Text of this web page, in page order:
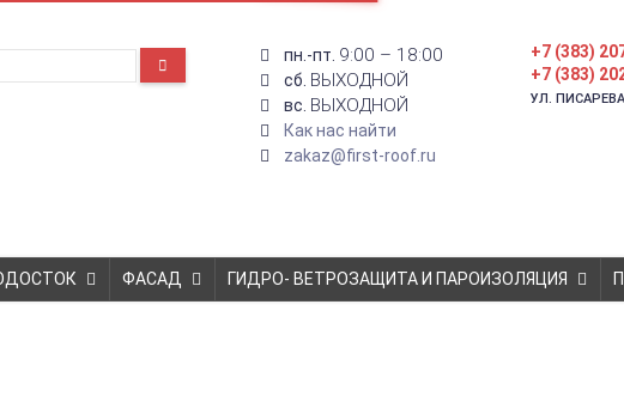
пн.-пт. 9:00 – 18:00
сб. ВЫХОДНОЙ
вс. ВЫХОДНОЙ
Как нас найти
zakaz@first-roof.ru
+7 (383)
+7 (383)
УЛ.
ФАСАД ГИДРО- ВЕТРОЗАЩИТА И ПАРОИЗОЛЯЦИЯ